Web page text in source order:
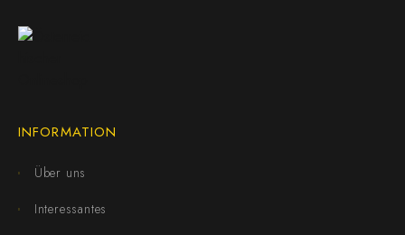
INFORMATION
Über uns
Interessantes